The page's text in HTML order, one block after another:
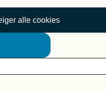
alle cookies